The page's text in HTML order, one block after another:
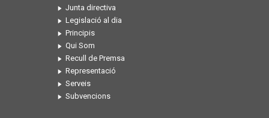
Junta directiva
Legislació al dia
Principis
Qui Som
Recull de Premsa
Representació
Serveis
Subvencions